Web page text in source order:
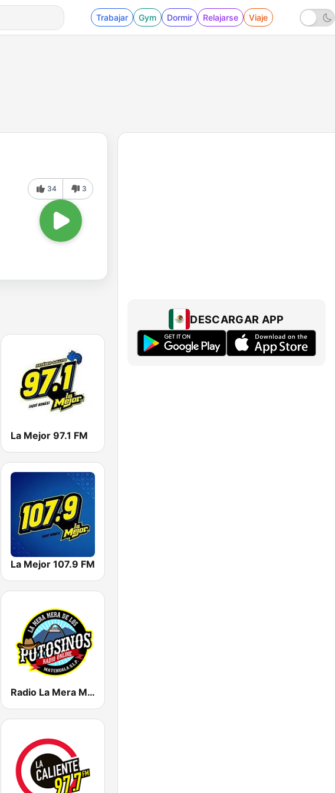
Trabajar Gym Dormir Relajarse Viaje
34 3
La Mejor 97.1 FM
La Mejor 107.9 FM
Radio La Mera Mera
DESCARGAR APP